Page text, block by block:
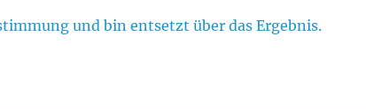
und bin entsetzt über das Ergebnis.